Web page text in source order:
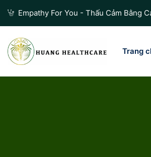
Empathy For You - Thấu Cảm Bằng
Trang